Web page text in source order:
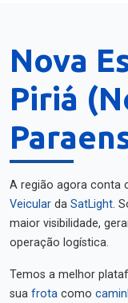
Nova
Piriá
A região agora conta
Veicular da SatLight.
maior visibilidade,
operação logística.
Temos a melhor
sua frota como